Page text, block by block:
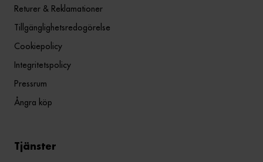
Returer & Reklamationer
Tillgänglighetsredogörelse
Cookiepolicy
Integritetspolicy
Pressrum
Ångra köp
Tjänster